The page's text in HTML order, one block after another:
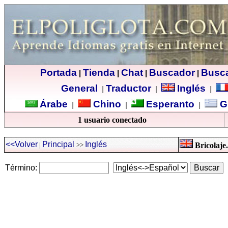
Portada| Tienda| Chat| Buscador|
General
Traductor| Inglés
Árabe Chino Esperanto
1 usuario conectado
<<Volver | Principal >> Inglés
Término: